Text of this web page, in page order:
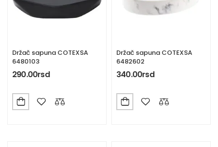
Držač sapuna COTEXSA
6480103
290.00rsd
Držač sapuna COTEXSA
6482602
340.00rsd